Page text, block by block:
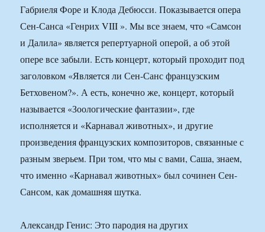
Габриеля Форе и Клода Дебюсси. Показывается опера
Сен-Санса «Генрих VIII ». Мы все знаем, что «Самсон
и Далила» является репертуарной оперой, а об этой
опере все забыли. Есть концерт, который проходит под
заголовком «Является ли Сен-Санс французским
Бетховеном?». А есть, конечно же, концерт, который
называется «Зоологические фантазии», где
исполняется и «Карнавал животных», и другие
произведения французских композиторов, связанные с
разным зверьем. При том, что мы с вами, Саша, знаем,
что именно «Карнавал животных» был сочинен Сен-
Сансом, как домашняя шутка.
Александр Генис: Это пародия на других